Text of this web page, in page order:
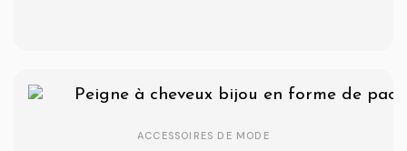
ACCESSOIRES DE MODE